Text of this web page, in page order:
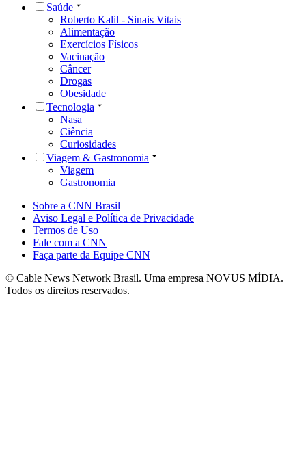
Saúde
Roberto Kalil - Sinais Vitais
Alimentação
Exercícios Físicos
Vacinação
Câncer
Drogas
Obesidade
Tecnologia
Nasa
Ciência
Curiosidades
Viagem & Gastronomia
Viagem
Gastronomia
Sobre a CNN Brasil
Aviso Legal e Política de Privacidade
Termos de Uso
Fale com a CNN
Faça parte da Equipe CNN
© Cable News Network Brasil. Uma empresa NOVUS MÍDIA.
Todos os direitos reservados.